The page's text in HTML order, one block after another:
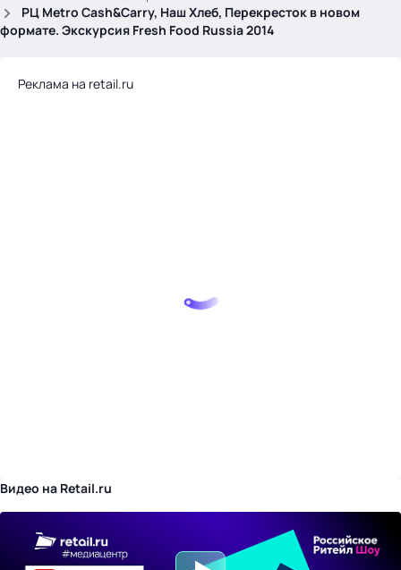
РЦ Metro Cash&Carry, Наш Хлеб, Перекресток в новом
формате. Экскурсия Fresh Food Russia 2014
Реклама на retail.ru
Видео на Retail.ru